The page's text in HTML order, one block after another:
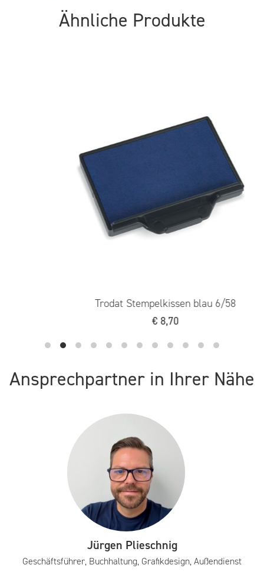
Ähnliche Produkte
Trodat Stempelkissen blau 6/58
8,70
Ansprechpartner in Ihrer Nähe
Jürgen Plieschnig
Geschäftsführer, Buchhaltung, Grafikdesign, Außendienst